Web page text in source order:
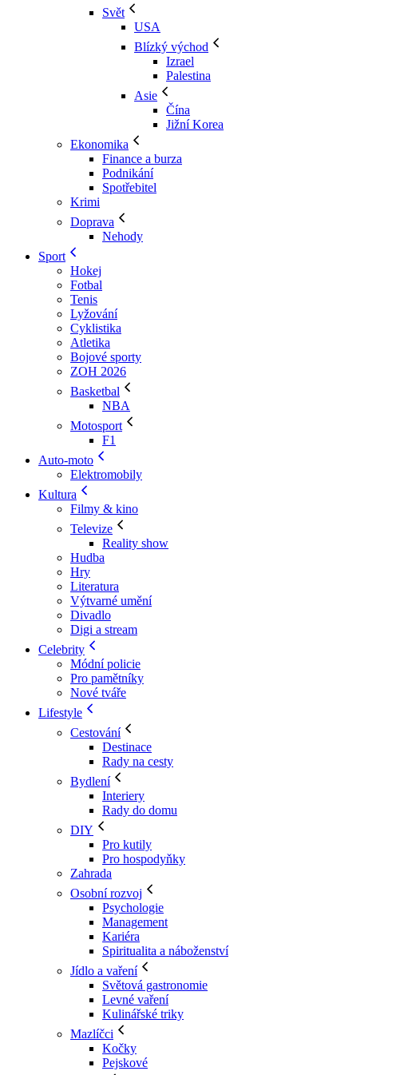
Svět
USA
Blízký východ
Izrael
Palestina
Asie
Čína
Jižní Korea
Ekonomika
Finance a burza
Podnikání
Spotřebitel
Krimi
Doprava
Nehody
Sport
Hokej
Fotbal
Tenis
Lyžování
Cyklistika
Atletika
Bojové sporty
ZOH 2026
Basketbal
NBA
Motosport
F1
Auto-moto
Elektromobily
Kultura
Filmy & kino
Televize
Reality show
Hudba
Hry
Literatura
Výtvarné umění
Divadlo
Digi a stream
Celebrity
Módní policie
Pro pamětníky
Nové tváře
Lifestyle
Cestování
Destinace
Rady na cesty
Bydlení
Interiery
Rady do domu
DIY
Pro kutily
Pro hospodyňky
Zahrada
Osobní rozvoj
Psychologie
Management
Kariéra
Spiritualita a náboženství
Jídlo a vaření
Světová gastronomie
Levné vaření
Kulinářské triky
Mazlíčci
Kočky
Pejskové